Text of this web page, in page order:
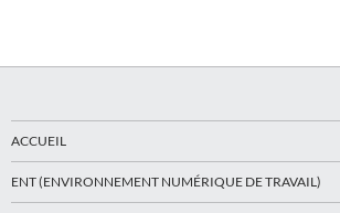
ACCUEIL
ENT (ENVIRONNEMENT NUMÉRIQUE DE TRAVAIL)